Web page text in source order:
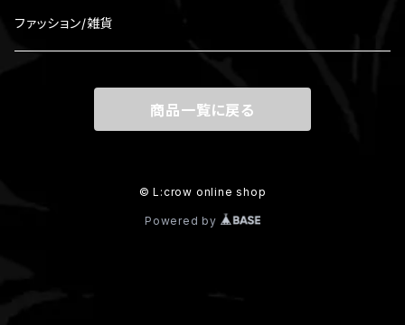
ファッション/雑貨
商品一覧に戻る
© L:crow online shop
Powered by